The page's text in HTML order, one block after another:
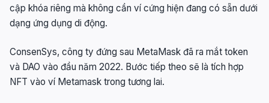
cập khóa riêng mà không cần ví cứng hiện đang có sẵn dưới
dạng ứng dụng di động.
ConsenSys, công ty đứng sau MetaMask đã ra mắt token
và DAO vào đầu năm 2022. Bước tiếp theo sẽ là tích hợp
NFT vào ví Metamask trong tương lai.